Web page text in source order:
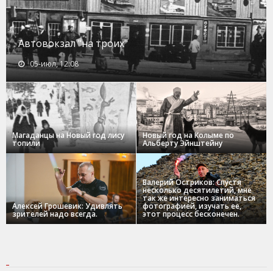
Автовокзал "на троих"
05-июл, 12:08
Магаданцы на Новый год лису
топили
Новый год на Колыме по
Альберту Эйнштейну
Алексей Грошевик: Удивлять
зрителей надо всегда.
Валерий Остриков: Спустя
несколько десятилетий, мне
так же интересно заниматься
фотографией, изучать ее,
этот процесс бесконечен.